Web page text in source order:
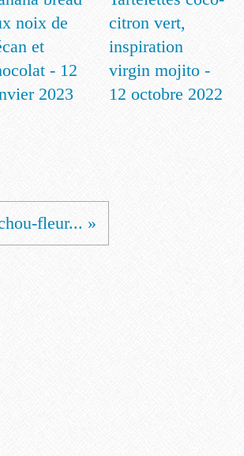
noix de
et
- 12
2023
citron vert,
inspiration
virgin mojito -
12 octobre 2022
fleur... »